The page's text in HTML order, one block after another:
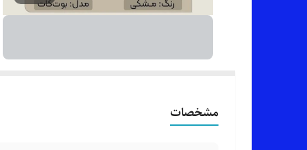
مشخصات